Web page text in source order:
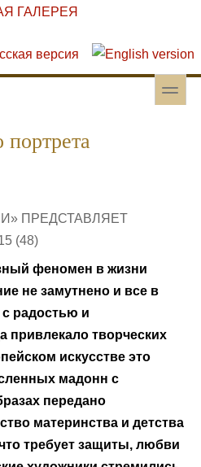
toggle
портрета
ПРЕДСТАВЛЯЕТ
(48)
феномен в жизни
не замутнено и все в
радостью и
привлекало творческих
искусстве это
мадонн с
передано
материнства и детства
требует защиты, любви